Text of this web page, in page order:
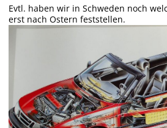
Evtl. haben wir in Schweden noch
erst nach Ostern feststellen.